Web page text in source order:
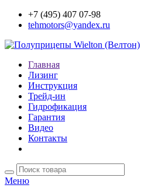
+7 (495) 407 07-98
tehmotors@yandex.ru
Главная
Лизинг
Инструкция
Трейд-ин
Гидрофикация
Гарантия
Видео
Контакты
Меню